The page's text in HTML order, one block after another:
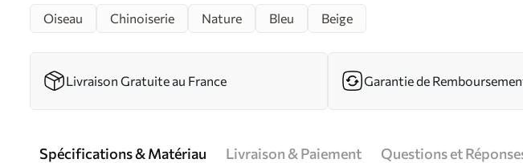
Oiseau Chinoiserie Nature Bleu Beige
Livraison Gratuite au France Garantie de
Spécifications & Matériau Livraison & Paiement Questions et